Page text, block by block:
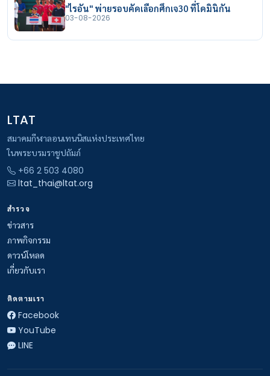
"ไรอัน" พ่ายรอบคัดเลือกศึกเจ30 ที่โดมินิกัน
03-08-2026
LTAT
สมาคมกีฬาลอนเทนนิสแห่งประเทศไทย
ในพระบรมราชูปถัมภ์
+66 2 503 4080
ltat_thai@ltat.org
สำรวจ
ข่าวสาร
ภาพกิจกรรม
ดาวน์โหลด
เกี่ยวกับเรา
ติดตามเรา
Facebook
YouTube
LINE